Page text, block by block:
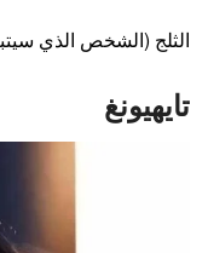
الثلج (الشخص الذي
تايهيونغ